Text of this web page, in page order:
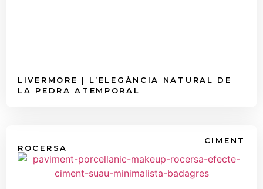
LIVERMORE | L’ELEGÀNCIA NATURAL DE
LA PEDRA ATEMPORAL
CIMENT
ROCERSA